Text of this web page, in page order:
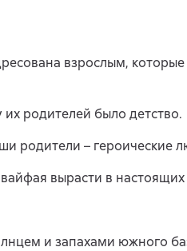
взрослым, которые
их родителей было детство.
родители – героические
вырасти в настоящих
и запахами южного